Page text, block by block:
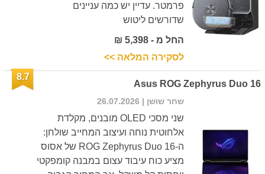
פרמטר. עדיין יש כמה עניינים
שדורשים ליטוש
החל מ - 5,398 ₪
לסקירה המלאה >>
Asus ROG Zephyrus Duo 16
8.7
שחר שושן | 26.07.2026
שני מסכי OLED מובנים, מקלדת
אלחוטית נוחה ועיצוב המחייב שולחן:
ה-ROG Zephyrus Duo 16 של אסוס
מציע כוח עיבוד עצום במבנה קומפקטי